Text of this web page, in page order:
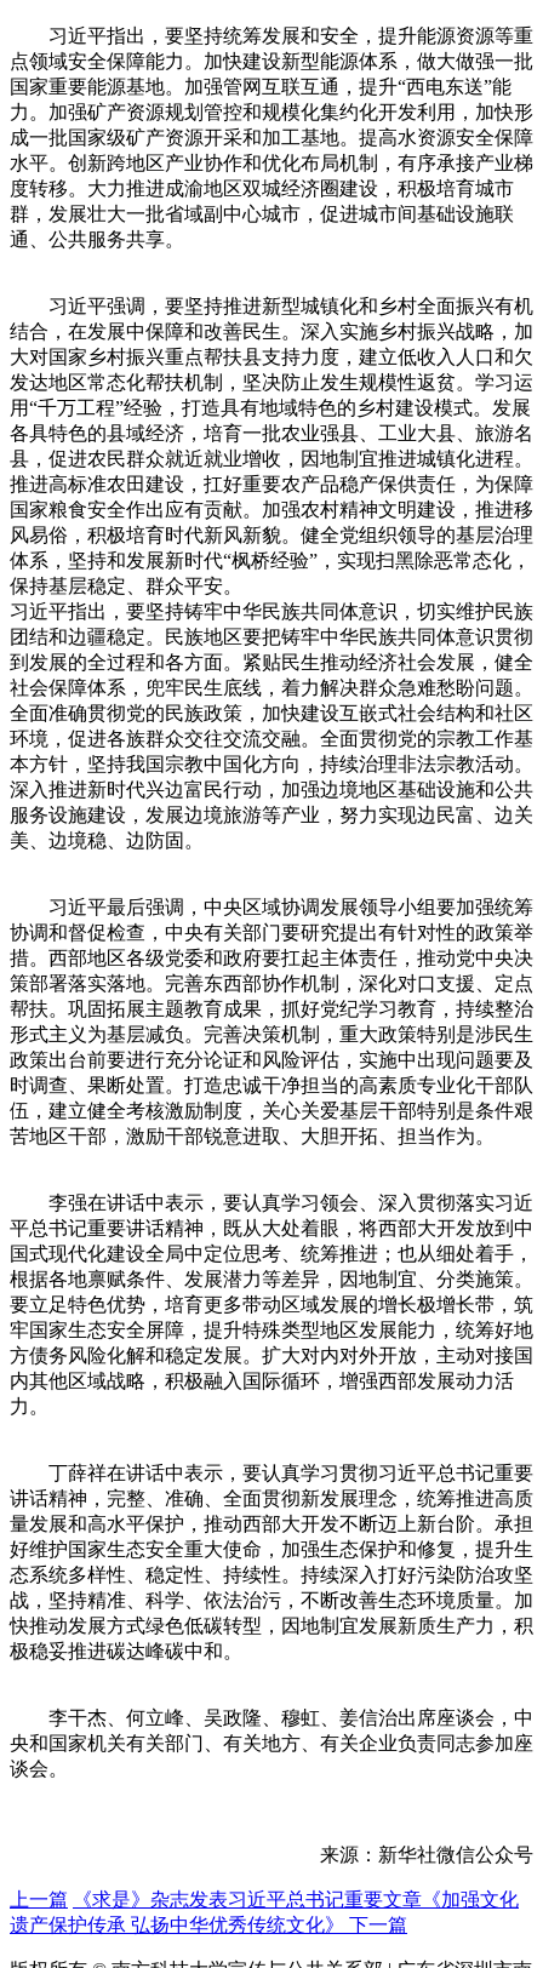
习近平指出，要坚持统筹发展和安全，提升能源资源等重
点领域安全保障能力。加快建设新型能源体系，做大做强一批
国家重要能源基地。加强管网互联互通，提升“西电东送”能
力。加强矿产资源规划管控和规模化集约化开发利用，加快形
成一批国家级矿产资源开采和加工基地。提高水资源安全保障
水平。创新跨地区产业协作和优化布局机制，有序承接产业梯
度转移。大力推进成渝地区双城经济圈建设，积极培育城市
群，发展壮大一批省域副中心城市，促进城市间基础设施联
通、公共服务共享。
习近平强调，要坚持推进新型城镇化和乡村全面振兴有机
结合，在发展中保障和改善民生。深入实施乡村振兴战略，加
大对国家乡村振兴重点帮扶县支持力度，建立低收入人口和欠
发达地区常态化帮扶机制，坚决防止发生规模性返贫。学习运
用“千万工程”经验，打造具有地域特色的乡村建设模式。发展
各具特色的县域经济，培育一批农业强县、工业大县、旅游名
县，促进农民群众就近就业增收，因地制宜推进城镇化进程。
推进高标准农田建设，扛好重要农产品稳产保供责任，为保障
国家粮食安全作出应有贡献。加强农村精神文明建设，推进移
风易俗，积极培育时代新风新貌。健全党组织领导的基层治理
体系，坚持和发展新时代“枫桥经验”，实现扫黑除恶常态化，
保持基层稳定、群众平安。
习近平指出，要坚持铸牢中华民族共同体意识，切实维护民族
团结和边疆稳定。民族地区要把铸牢中华民族共同体意识贯彻
到发展的全过程和各方面。紧贴民生推动经济社会发展，健全
社会保障体系，兜牢民生底线，着力解决群众急难愁盼问题。
全面准确贯彻党的民族政策，加快建设互嵌式社会结构和社区
环境，促进各族群众交往交流交融。全面贯彻党的宗教工作基
本方针，坚持我国宗教中国化方向，持续治理非法宗教活动。
深入推进新时代兴边富民行动，加强边境地区基础设施和公共
服务设施建设，发展边境旅游等产业，努力实现边民富、边关
美、边境稳、边防固。
习近平最后强调，中央区域协调发展领导小组要加强统筹
协调和督促检查，中央有关部门要研究提出有针对性的政策举
措。西部地区各级党委和政府要扛起主体责任，推动党中央决
策部署落实落地。完善东西部协作机制，深化对口支援、定点
帮扶。巩固拓展主题教育成果，抓好党纪学习教育，持续整治
形式主义为基层减负。完善决策机制，重大政策特别是涉民生
政策出台前要进行充分论证和风险评估，实施中出现问题要及
时调查、果断处置。打造忠诚干净担当的高素质专业化干部队
伍，建立健全考核激励制度，关心关爱基层干部特别是条件艰
苦地区干部，激励干部锐意进取、大胆开拓、担当作为。
李强在讲话中表示，要认真学习领会、深入贯彻落实习近
平总书记重要讲话精神，既从大处着眼，将西部大开发放到中
国式现代化建设全局中定位思考、统筹推进；也从细处着手，
根据各地禀赋条件、发展潜力等差异，因地制宜、分类施策。
要立足特色优势，培育更多带动区域发展的增长极增长带，筑
牢国家生态安全屏障，提升特殊类型地区发展能力，统筹好地
方债务风险化解和稳定发展。扩大对内对外开放，主动对接国
内其他区域战略，积极融入国际循环，增强西部发展动力活
力。
丁薛祥在讲话中表示，要认真学习贯彻习近平总书记重要
讲话精神，完整、准确、全面贯彻新发展理念，统筹推进高质
量发展和高水平保护，推动西部大开发不断迈上新台阶。承担
好维护国家生态安全重大使命，加强生态保护和修复，提升生
态系统多样性、稳定性、持续性。持续深入打好污染防治攻坚
战，坚持精准、科学、依法治污，不断改善生态环境质量。加
快推动发展方式绿色低碳转型，因地制宜发展新质生产力，积
极稳妥推进碳达峰碳中和。
李干杰、何立峰、吴政隆、穆虹、姜信治出席座谈会，中
央和国家机关有关部门、有关地方、有关企业负责同志参加座
谈会。
来源：新华社微信公众号
上一篇
《求是》杂志发表习近平总书记重要文章《加强文化
遗产保护传承 弘扬中华优秀传统文化》 下一篇